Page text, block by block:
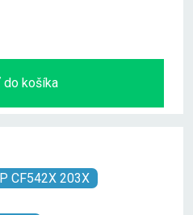
do košíka
CF542X 203X